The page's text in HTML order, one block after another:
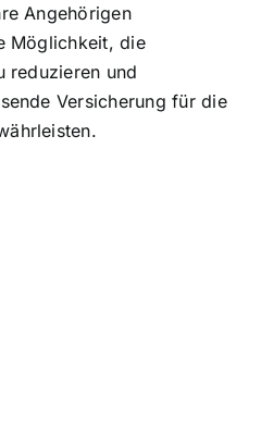
Angehörigen
Möglichkeit, die
reduzieren und
Versicherung für die